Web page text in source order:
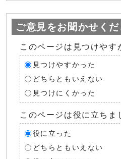
ご意見をお聞かせく
このページは見つけやす
見つけやすかった
どちらともいえない
見つけにくかった
このページは役に立ちま
役に立った
どちらともいえない